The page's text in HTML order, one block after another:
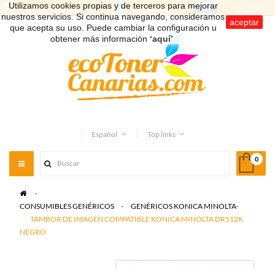
Utilizamos cookies propias y de terceros para mejorar
nuestros servicios. Si continua navegando, consideramos
que acepta su uso. Puede cambiar la configuración u
obtener más información ‘aquí’.
aceptar
Español Top links
0
Toggle
navigation
>
CONSUMIBLES GENÉRICOS
>
GENÉRICOS KONICA MINOLTA
TAMBOR DE IMAGEN COMPATIBLE KONICA MINOLTA DR512K
NEGRO